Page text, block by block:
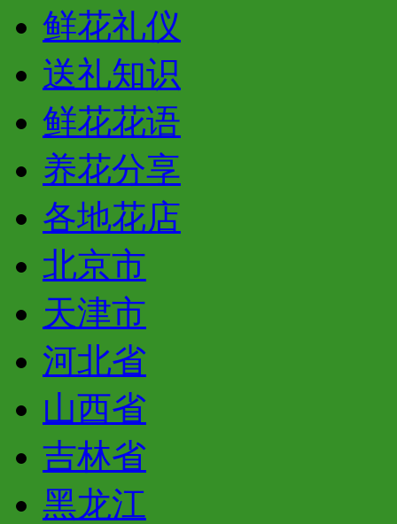
鲜花礼仪
送礼知识
鲜花花语
养花分享
各地花店
北京市
天津市
河北省
山西省
吉林省
黑龙江